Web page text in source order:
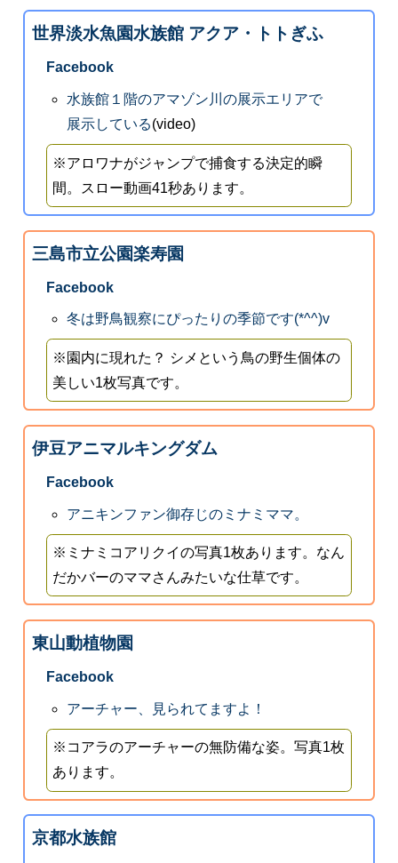
世界淡水魚園水族館 アクア・トトぎふ
Facebook
水族館１階のアマゾン川の展示エリアで
展示している(video)
※アロワナがジャンプで捕食する決定的瞬
間。スロー動画41秒あります。
三島市立公園楽寿園
Facebook
冬は野鳥観察にぴったりの季節です(*^^)v
※園内に現れた？ シメという鳥の野生個体の
美しい1枚写真です。
伊豆アニマルキングダム
Facebook
アニキンファン御存じのミナミママ。
※ミナミコアリクイの写真1枚あります。なん
だかバーのママさんみたいな仕草です。
東山動植物園
Facebook
アーチャー、見られてますよ！
※コアラのアーチャーの無防備な姿。写真1枚
あります。
京都水族館